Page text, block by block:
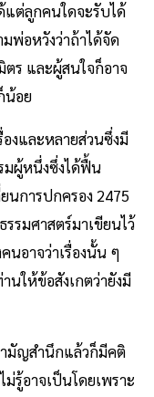
แต่ลูกคนใดจะรับได้
พ่อหวังว่าถ้าได้จัด
ร และผู้สนใจก็อาจ
น้อย
งและหลายส่วนซึ่งมี
มผู้หนึ่งซึ่งได้ฟื้น
นการปกครอง 2475
รมศาสตร์มาเขียนไว้
นอาจว่าเรื่องนั้น ๆ
นให้ข้อสังเกตว่ายังมี
ามัญสํานึกแล้วก็มีคติ
ม่รู้อาจเป็นโดยเพราะ